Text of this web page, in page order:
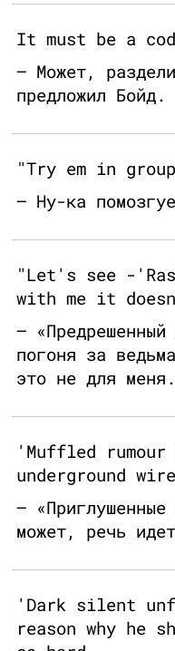
It must be a
— Может,
предложил Бойд.
"Try em in
— Ну-ка
"Let's see -
with me it
— «Предрешенный
погоня за
это не для меня.
'Muffled rumour
underground
—
может, речь
'Dark silent
reason why he